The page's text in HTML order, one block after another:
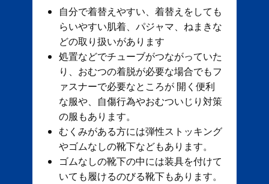
自分で着替えやすい、着替えをしても
らいやすい肌着、パジャマ、ねまきな
どの取り扱いがあります
処置などでチューブがつながっていた
り、おむつの着脱が必要な場合でもフ
ァスナーで必要なところが 開く便利
な服や、自傷行為やおむついじり対策
の服もあります。
むくみがある方には弾性ストッキング
やゴムなしの靴下などもあります。
ゴムなしの靴下の中には装具を付けて
いても履けるのびる靴下もあります。